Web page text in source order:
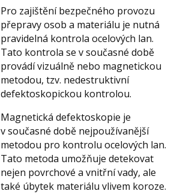
Pro zajištění bezpečného provozu
přepravy osob a materiálu je nutná
pravidelná kontrola ocelových lan.
Tato kontrola se v současné době
provádí vizuálně nebo magnetickou
metodou, tzv. nedestruktivní
defektoskopickou kontrolou.
Magnetická defektoskopie je
v současné době nejpoužívanější
metodou pro kontrolu ocelových lan.
Tato metoda umožňuje detekovat
nejen povrchové a vnitřní vady, ale
také úbytek materiálu vlivem koroze.